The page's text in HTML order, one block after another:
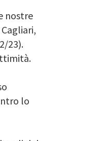
nostre
23).
lo